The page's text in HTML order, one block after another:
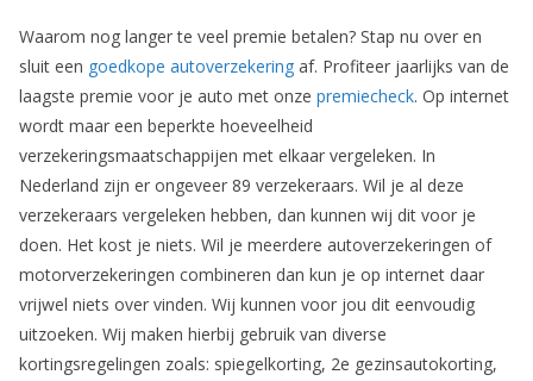
Waarom nog langer te veel premie betalen? Stap nu over en
sluit een goedkope autoverzekering af. Profiteer jaarlijks van de
laagste premie voor je auto met onze premiecheck. Op internet
wordt maar een beperkte hoeveelheid
verzekeringsmaatschappijen met elkaar vergeleken. In
Nederland zijn er ongeveer 89 verzekeraars. Wil je al deze
verzekeraars vergeleken hebben, dan kunnen wij dit voor je
doen. Het kost je niets. Wil je meerdere autoverzekeringen of
motorverzekeringen combineren dan kun je op internet daar
vrijwel niets over vinden. Wij kunnen voor jou dit eenvoudig
uitzoeken. Wij maken hierbij gebruik van diverse
kortingsregelingen zoals: spiegelkorting, 2e gezinsautokorting,